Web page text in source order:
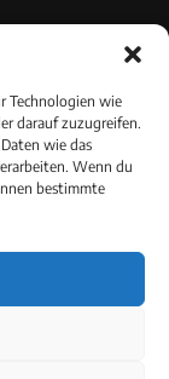
Technologien wie
darauf zuzugreifen.
wie das
Wenn du
bestimmte